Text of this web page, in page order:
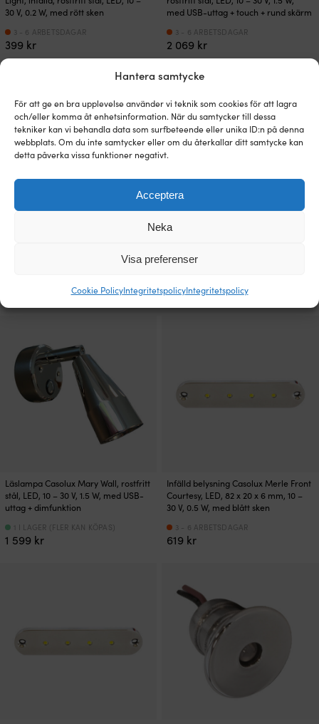
Hantera samtycke
För att ge en bra upplevelse använder vi teknik som cookies för att lagra
och/eller komma åt enhetsinformation. När du samtycker till dessa
tekniker kan vi behandla data som surfbeteende eller unika ID:n på denna
webbplats. Om du inte samtycker eller om du återkallar ditt samtycke kan
detta påverka vissa funktioner negativt.
Acceptera
Neka
Visa preferenser
Cookie PolicyIntegritetspolicyIntegritetspolicy
30 V, 0.2 W, med rött sken
399 kr
3 - 6 ARBETSDAGAR
med USB-uttag + touch + rund skärm
2 069 kr
3 - 6 ARBETSDAGAR
W, med USB-uttag + dimfunktion
1 399kr
Läslampa Casolux Mary Wall, rostfritt
stål, LED, 10 – 30 V, 1.5 W, med USB-
uttag + dimfunktion
1 599 kr
1 I LAGER (FLER KAN KÖPAS)
Infälld belysning Casolux Merle Front
Courtesy, LED, 82 x 20 x 6 mm, 10 –
30 V, 0.5 W, med blått sken
619 kr
3 - 6 ARBETSDAGAR